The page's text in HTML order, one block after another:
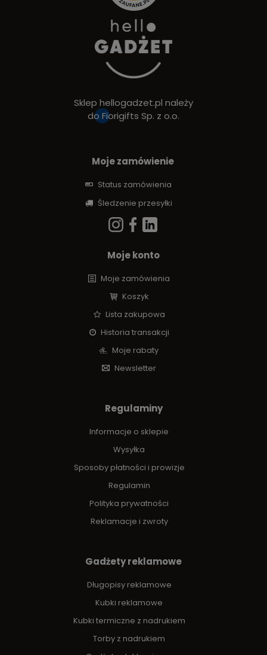
Sklep hellogadzet.pl należy
do Fiorigifts Sp. z o.o.
Moje zamówienie
Status zamówienia
Śledzenie przesyłki
Moje konto
Moje zamówienia
Koszyk
Lista zakupowa
Historia transakcji
Moje rabaty
Newsletter
Regulaminy
Informacje o sklepie
Wysyłka
Sposoby płatności i prowizje
Regulamin
Polityka prywatności
Reklamacje i zwroty
Gadżety reklamowe
Długopisy reklamowe
Kubki reklamowe
Kubki termiczne z nadrukiem
Torby z nadrukiem